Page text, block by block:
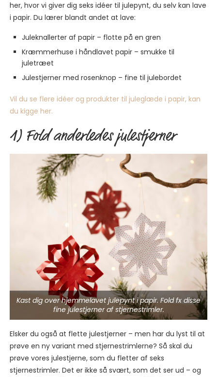
her, hvor vi giver dig seks idéer til julepynt, du selv kan lave
i papir. Du lærer blandt andet at lave:
Juleknallerter af papir – flotte på en gren
Kræmmerhuse i håndlavet papir – smukke til
juletræet
Julestjerner med rosenknop – fine til julebordet
Vil du se flere idéer og produkter til juleglæde i papir, kan
du kigge her.
1) Fold anderledes julestjerner
Kast dig over hjemmelavet julepynt i papir. Fold fx disse
fine julestjerner af stjernestrimler.
Elsker du også at flette julestjerner – men har du lyst til at
prøve en ny variant med stjernestrimlerne? Så skal du
prøve vores julestjerne, som du fletter af seks
stjernestrimler. Det er ikke så svært, som det ser ud – og